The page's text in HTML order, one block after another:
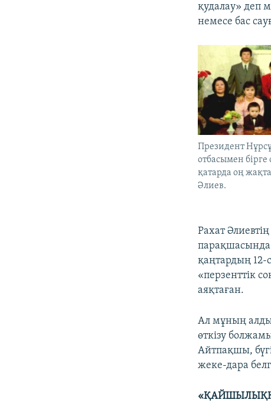
қудалау» деп
немесе бас
Президент
отбасымен бірге
қатарда оң
Әлиев.
Рахат
қаңтардың 12-
«перзенттік
аяқтаған.
Ал мұның
өткізу
Айтпақшы,
жеке-дара